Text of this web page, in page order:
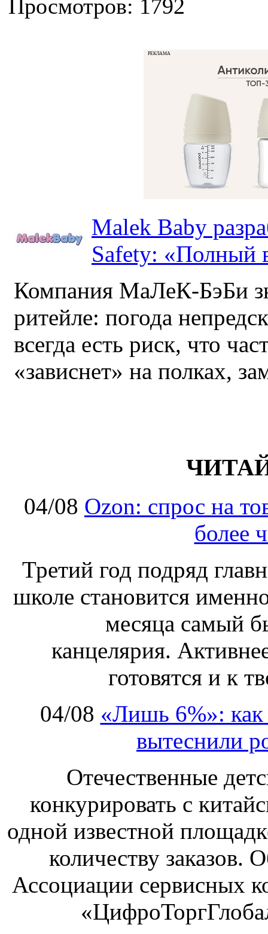
Просмотров: 1792
РЕКЛАМА
Malek Baby
Safety: «Полный
Компания МаЛеК-БэБи
ритейле: погода
всегда есть риск, что
«зависнет» на полках,
04/08 Ozon: спрос на
более
Третий год подряд
школе становится
месяца самый
канцелярия.
готовятся и к
04/08 «Лишь 6%»: как
вытеснили
Отечественные
конкурировать с
одной известной
количеству заказов.
Ассоциации сервисных